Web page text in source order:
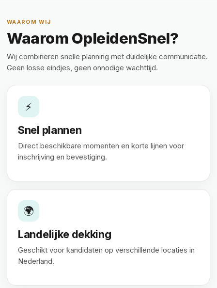
WAAROM WIJ
Waarom OpleidenSnel?
Wij combineren snelle planning met duidelijke communicatie.
Geen losse eindjes, geen onnodige wachttijd.
⚡
Snel plannen
Direct beschikbare momenten en korte lijnen voor
inschrijving en bevestiging.
🌍
Landelijke dekking
Geschikt voor kandidaten op verschillende locaties in
Nederland.